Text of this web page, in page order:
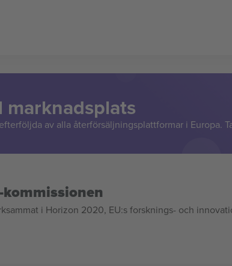
marknadsplats
av alla återförsäljningsplattformar i Europa.
kommissionen
i Horizon 2020, EU:s forsknings- och